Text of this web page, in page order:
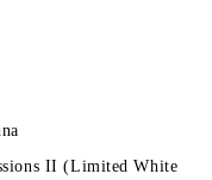
II (Limited White